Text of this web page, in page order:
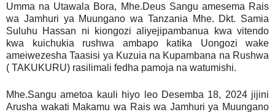
Umma na Utawala Bora, Mhe.Deus Sangu amesema Rais
wa Jamhuri ya Muungano wa Tanzania Mhe. Dkt. Samia
Suluhu Hassan ni kiongozi aliyejipambanua kwa vitendo
kwa kuichukia rushwa ambapo katika Uongozi wake
ameiwezesha Taasisi ya Kuzuia na Kupambana na Rushwa
( TAKUKURU) rasilimali fedha pamoja na watumishi.
Mhe.Sangu ametoa kauli hiyo leo Desemba 18, 2024 jijini
Arusha wakati Makamu wa Rais wa Jamhuri ya Muungano